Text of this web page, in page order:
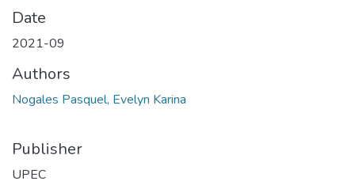
Date
2021-09
Authors
Nogales Pasquel, Evelyn Karina
Publisher
UPEC